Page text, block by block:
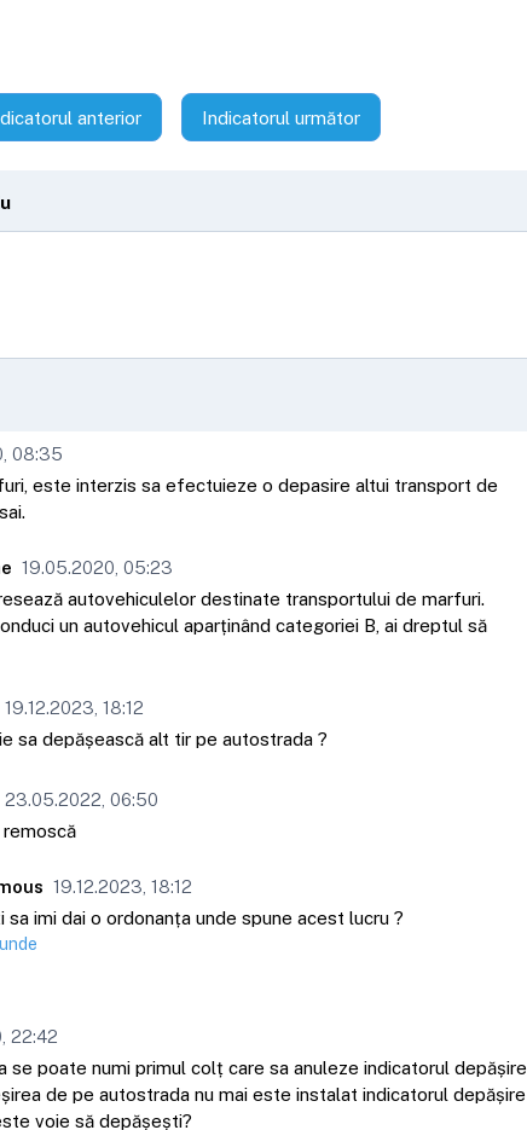
anterior Indicatorul următor
08:35
este interzis sa efectuieze o depasire altui transport de
19.05.2020, 05:23
autovehiculelor destinate transportului de marfuri.
un autovehicul aparținând categoriei B, ai dreptul să
19.12.2023, 18:12
sa depășească alt tir pe autostrada ?
23.05.2022, 06:50
remoscă
19.12.2023, 18:12
sa imi dai o ordonanța unde spune acest lucru ?
22:42
se poate numi primul colț care sa anuleze indicatorul depășire
de pe autostrada nu mai este instalat indicatorul depășire
voie să depășești?